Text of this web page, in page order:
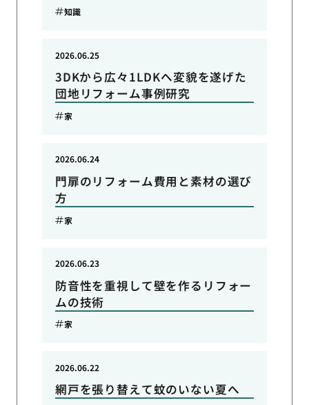
知識
3DKから広々1LDKへ変貌を遂げた
団地リフォーム事例研究
2026.06.25
家
門扉のリフォーム費用と素材の選び
方
2026.06.24
家
防音性を重視して壁を作るリフォー
ムの技術
2026.06.23
家
網戸を張り替えて蚊のいない夏へ
2026.06.22